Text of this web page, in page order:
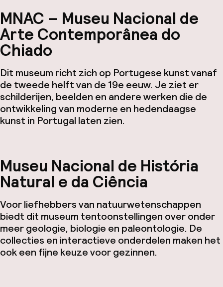
MNAC – Museu Nacional de
Arte Contemporânea do
Chiado
Dit museum richt zich op Portugese kunst vanaf
de tweede helft van de 19e eeuw. Je ziet er
schilderijen, beelden en andere werken die de
ontwikkeling van moderne en hedendaagse
kunst in Portugal laten zien.
Museu Nacional de História
Natural e da Ciência
Voor liefhebbers van natuurwetenschappen
biedt dit museum tentoonstellingen over onder
meer geologie, biologie en paleontologie. De
collecties en interactieve onderdelen maken het
ook een fijne keuze voor gezinnen.